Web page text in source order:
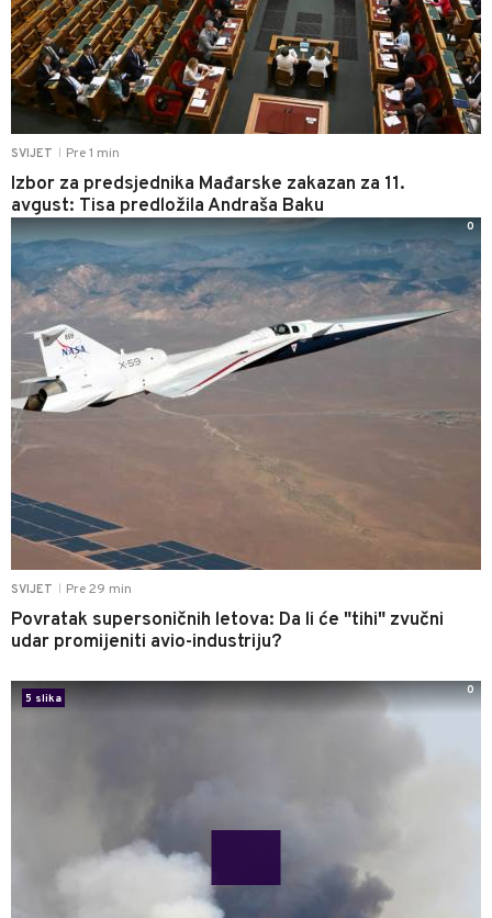
SVIJET Pre 1 min
Izbor za predsjednika Mađarske zakazan za 11.
avgust: Tisa predložila Andraša Baku
SVIJET Pre 29 min
Povratak supersoničnih letova: Da li će "tihi" zvučni
udar promijeniti avio-industriju?
0
5 slika
0